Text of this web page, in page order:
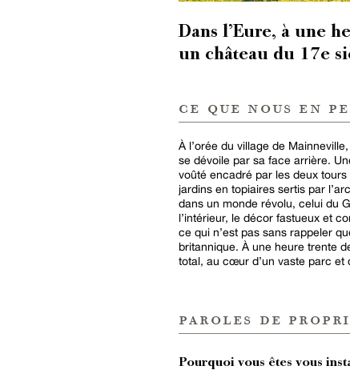
Dans l’Eure, à une
un château du 17e
ce que nous en
À l’orée du village de
se dévoile par sa face arrière.
voûté encadré par les deux tours
jardins en topiaires sertis par
dans un monde révolu, celui du
l’intérieur, le décor fastueux et
ce qui n’est pas sans rappeler
britannique. À une heure trente
total, au cœur d’un vaste parc et
paroles de
Pourquoi vous êtes vous